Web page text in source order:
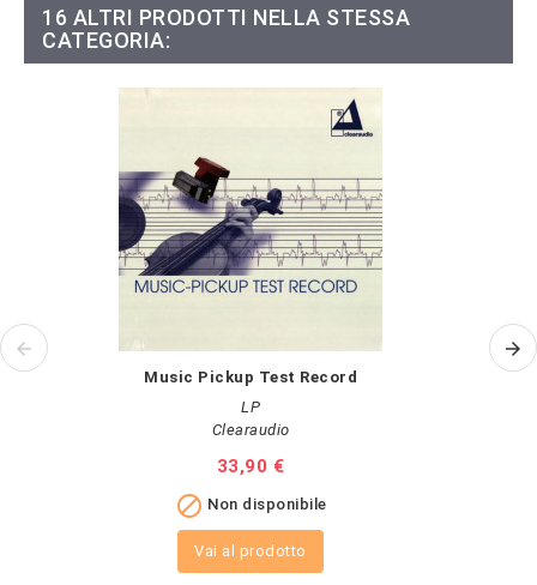
16 ALTRI PRODOTTI NELLA STESSA
CATEGORIA:
Music Pickup Test Record
LP
Clearaudio
Prezzo
33,90 €
 Non disponibile
Vai al prodotto